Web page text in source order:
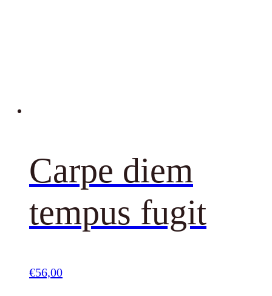
Carpe diem
tempus fugit
€56,00